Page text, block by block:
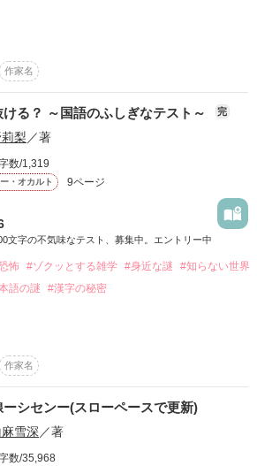
メン
ったはずなのに
作品を読む
ラサーОＬの私
れながら
受け流し
取り組んでいた
って聞いたぜ！ おめでとう！」
、私もうれしいな」
に素敵な婚約者もいる
事の愚痴も黙って聞いてくれた
作家名
ける？ ～国語のふしぎなテスト～ 完
梨／著
数/1,319
・オカルト 9ページ
文字の不気味なテスト、募集中。エントリー中
怖 #ゾクッとする雑学 #身近な謎
#知らない世界
語の謎 #漢字の秘密
、始めます。
作家名
ーシセンー(スローペースで更新)
雪深 ／著
数/35,968